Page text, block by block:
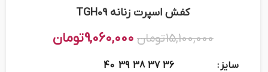
کفش اسپرت زنانه TGH09
15,100,000تومان 9,060,000تومان
سایز 36
37
38
39
40